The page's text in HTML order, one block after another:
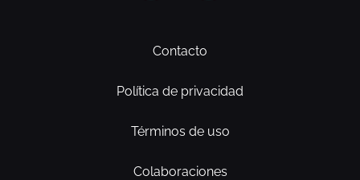
Contacto
Política de privacidad
Términos de uso
Colaboraciones